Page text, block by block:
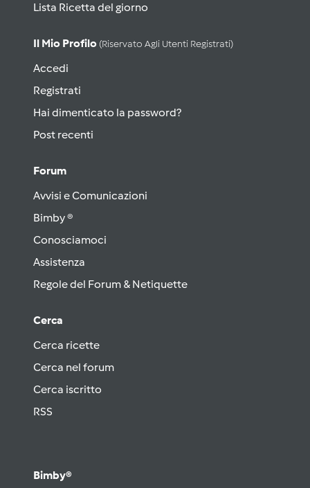
Lista Ricetta del giorno
Il Mio Profilo (riservato Agli Utenti Registrati)
Accedi
Registrati
Hai dimenticato la password?
Post recenti
Forum
Avvisi e Comunicazioni
Bimby ®
Conosciamoci
Assistenza
Regole del Forum & Netiquette
Cerca
Cerca ricette
Cerca nel forum
Cerca iscritto
RSS
Bimby®